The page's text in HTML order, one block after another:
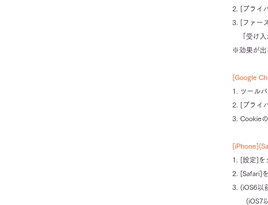
2. [プライ
3. [ファー
「受け入
※効果が出
[Google
1. ツール
2. [プライ
3. Cookie
1. [設定]を
2. [Safari]
3. (iOS6以
(iOS7以